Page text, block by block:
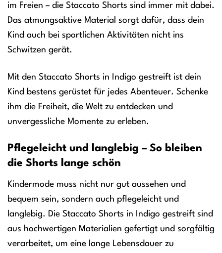
im Freien – die Staccato Shorts sind immer mit dabei.
Das atmungsaktive Material sorgt dafür, dass dein
Kind auch bei sportlichen Aktivitäten nicht ins
Schwitzen gerät.
Mit den Staccato Shorts in Indigo gestreift ist dein
Kind bestens gerüstet für jedes Abenteuer. Schenke
ihm die Freiheit, die Welt zu entdecken und
unvergessliche Momente zu erleben.
Pflegeleicht und langlebig – So bleiben
die Shorts lange schön
Kindermode muss nicht nur gut aussehen und
bequem sein, sondern auch pflegeleicht und
langlebig. Die Staccato Shorts in Indigo gestreift sind
aus hochwertigen Materialien gefertigt und sorgfältig
verarbeitet, um eine lange Lebensdauer zu